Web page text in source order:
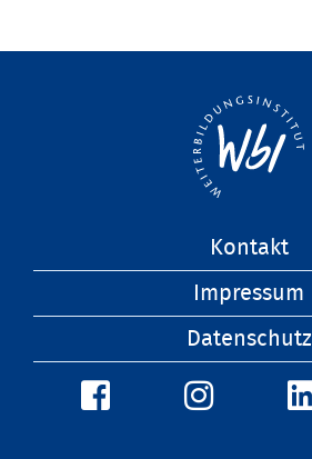
Kontakt
Impressum
Datenschutz